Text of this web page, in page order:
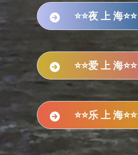
⭐⭐夜 上 海⭐⭐
⭐⭐爱 上 海⭐⭐
⭐⭐乐 上 海⭐⭐